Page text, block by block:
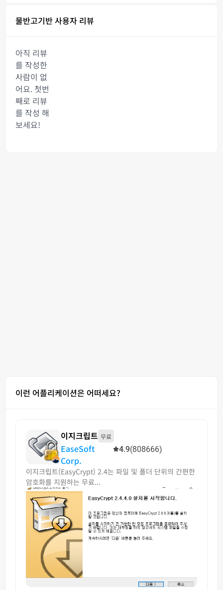
물반고기반 사용자 리뷰
아직 리뷰
를 작성한
사람이 없
어요. 첫번
째로 리뷰
를 작성 해
보세요!
이런 어플리케이션은 어떠세요?
이지크립트 무료
EaseSoft
Corp.
4.9(808666)
이지크립트(EasyCrypt) 2.4는 파일 및 폴더 단위의 간편한
암호화를 지원하는 무료...